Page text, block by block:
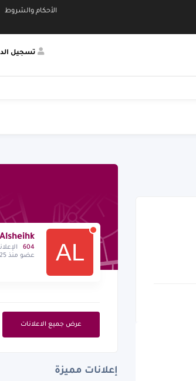
الأحكام والشروط
تسجيل
Alsheihk
604
عضو منذ 2025
عرض جميع الاعلانات
إعلانات مميزة